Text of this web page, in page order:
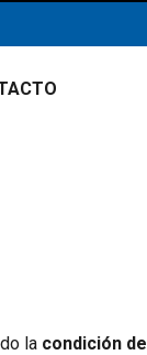
la condición